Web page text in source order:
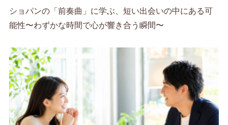
ショパンの「前奏曲」に学ぶ、短い出会いの中にある可
能性〜わずかな時間で心が響き合う瞬間〜